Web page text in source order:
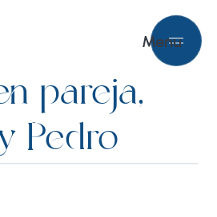
Menu
pareja,
Pedro